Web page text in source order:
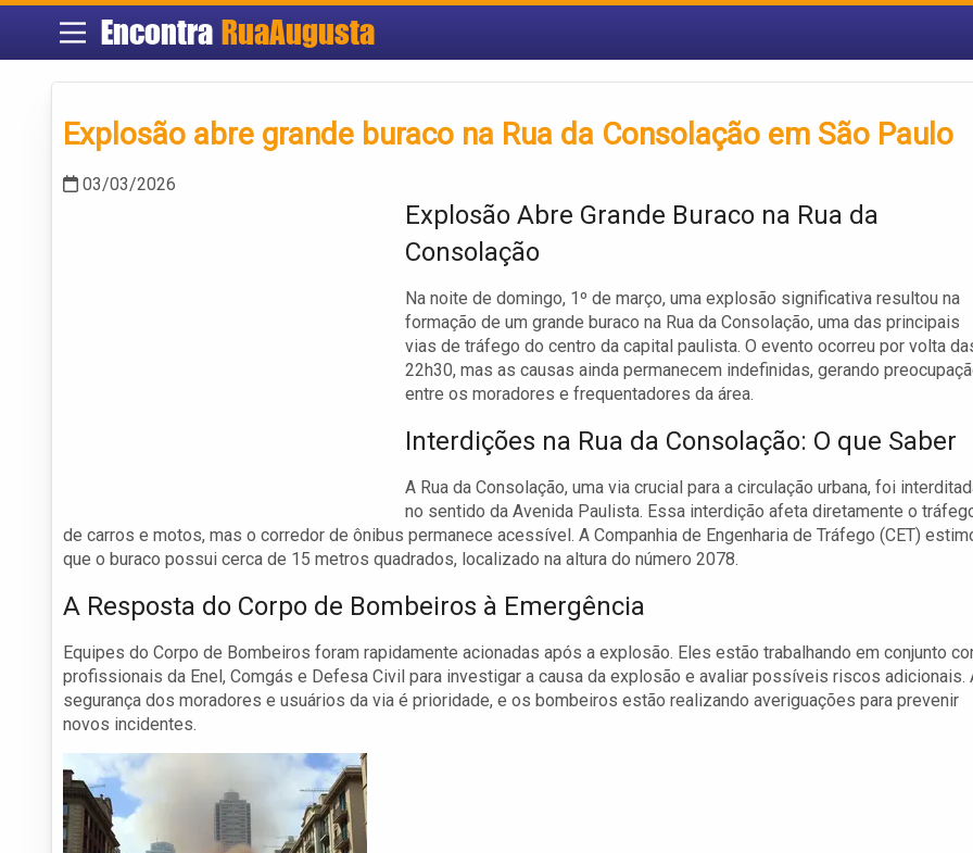
EncontraRuaAugusta
Explosão abre grande buraco na Rua da Consolação em São Paulo
03/03/2026
Explosão Abre Grande Buraco na Rua da
Consolação
Na noite de domingo, 1º de março, uma explosão significativa resultou na
formação de um grande buraco na Rua da Consolação, uma das principais
vias de tráfego do centro da capital paulista. O evento ocorreu por volta
22h30, mas as causas ainda permanecem indefinidas, gerando
entre os moradores e frequentadores da área.
Interdições na Rua da Consolação: O que Saber
A Rua da Consolação, uma via crucial para a circulação urbana, foi
no sentido da Avenida Paulista. Essa interdição afeta diretamente o
de carros e motos, mas o corredor de ônibus permanece acessível. A Companhia de Engenharia de Tráfego (CET)
que o buraco possui cerca de 15 metros quadrados, localizado na altura do número 2078.
A Resposta do Corpo de Bombeiros à Emergência
Equipes do Corpo de Bombeiros foram rapidamente acionadas após a explosão. Eles estão trabalhando em conjunto
profissionais da Enel, Comgás e Defesa Civil para investigar a causa da explosão e avaliar possíveis riscos adicionais.
segurança dos moradores e usuários da via é prioridade, e os bombeiros estão realizando averiguações para prevenir
novos incidentes.